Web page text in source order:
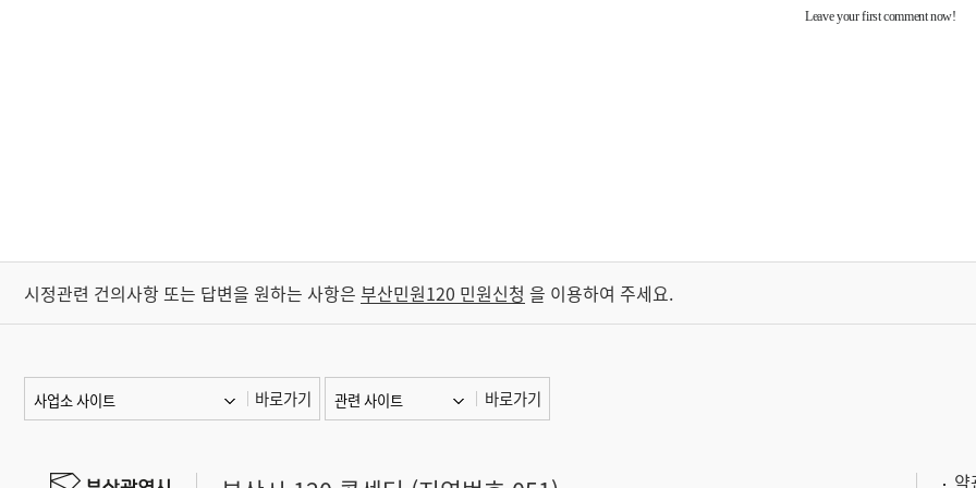
시정관련 건의사항 또는 답변을 원하는 사항은 부산민원120 민원신청 을 이용하여 주세요.
바로가기 바로가기
약